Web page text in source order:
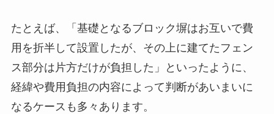
たとえば、「基礎となるブロック塀はお互いで費
用を折半して設置したが、その上に建てたフェン
ス部分は片方だけが負担した」といったように、
経緯や費用負担の内容によって判断があいまいに
なるケースも多々あります。